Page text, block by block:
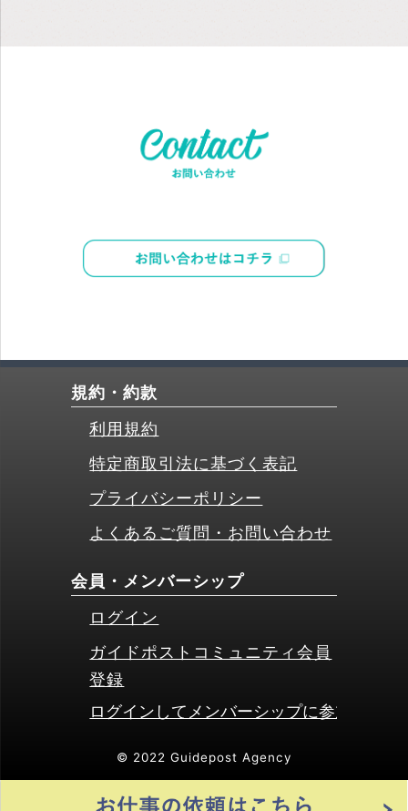
規約・約款
利用規約
特定商取引法に基づく表記
プライバシーポリシー
よくあるご質問・お問い合わせ
会員・メンバーシップ
ログイン
ガイドポストコミュニティ会員
登録
© 2022 Guidepost Agency